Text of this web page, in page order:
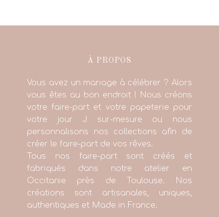
À PROPOS
Vous avez un mariage à célébrer ? Alors
vous êtes au bon endroit ! Nous créons
votre faire-part et votre papeterie pour
votre jour J sur-mesure ou nous
personnalisons nos collections afin de
créer le faire-part de vos rêves.
Tous nos faire-part sont créés et
fabriqués dans notre atelier en
Occitanie près de Toulouse. Nos
créations sont artisanales, uniques,
authentiques et Made in France.